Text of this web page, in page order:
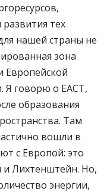
тех
нашей страны не
зона
Европейской
Я говорю о ЕАСТ,
образования
Там
вошли в
с Европой: это
Лихтенштейн. Но,
энергии,